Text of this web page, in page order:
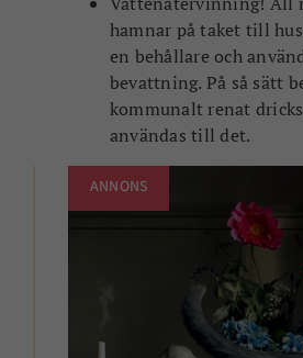
hamnar på taket till
en behållare och
bevattning. På så sätt
kommunalt renat
användas till det.
ANNONS